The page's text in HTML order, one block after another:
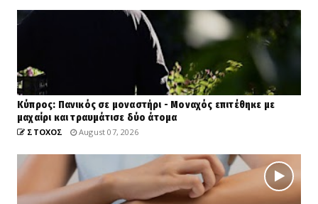
Κύπρος: Πανικός σε μοναστήρι - Μοναχός επιτέθηκε με
μαχαίρι και τραυμάτισε δύο άτομα
ΣΤΟΧΟΣ August 07, 2026